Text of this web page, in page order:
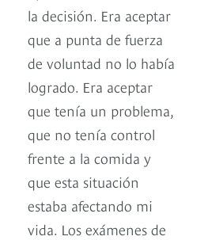
la decisión. Era aceptar
que a punta de fuerza
de voluntad no lo había
logrado. Era aceptar
que tenía un problema,
que no tenía control
frente a la comida y
que esta situación
estaba afectando mi
vida. Los exámenes de